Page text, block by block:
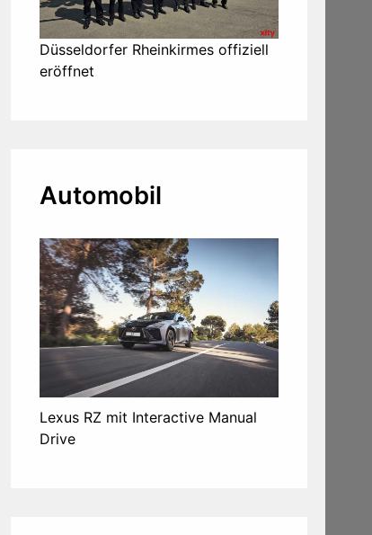
Düsseldorfer Rheinkirmes offiziell
eröffnet
Automobil
Lexus RZ mit Interactive Manual
Drive